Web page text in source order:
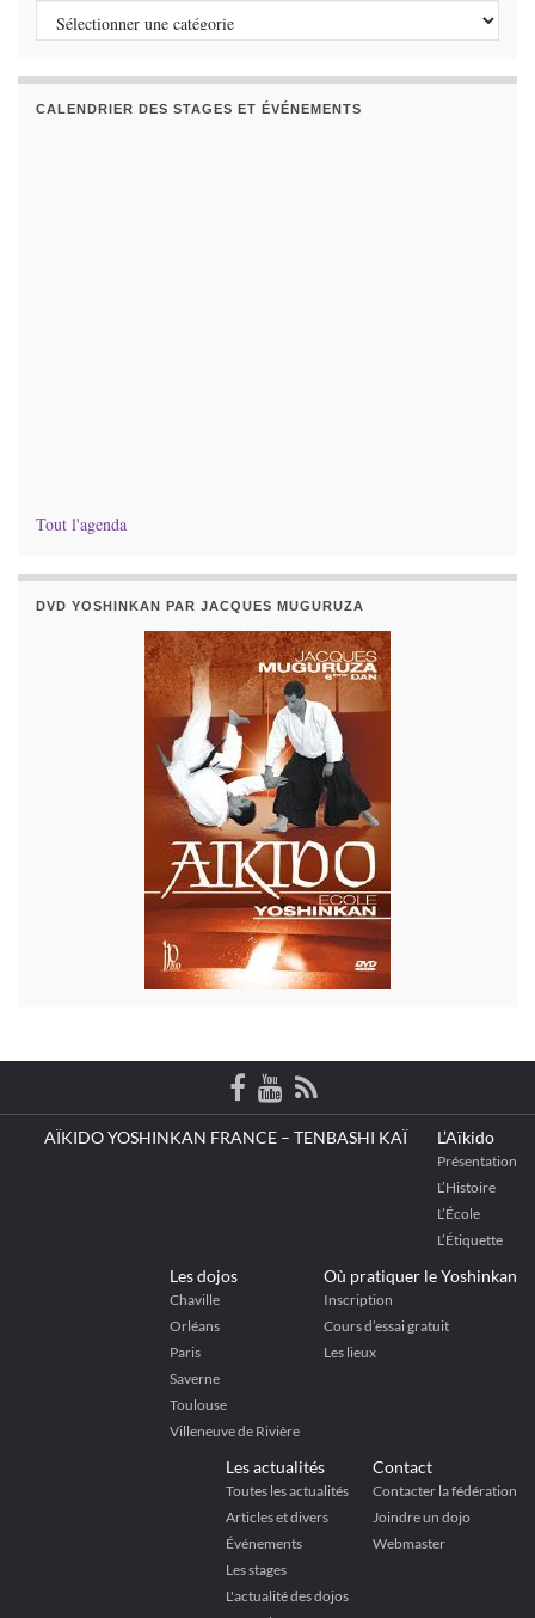
Catégories
CALENDRIER DES STAGES ET ÉVÉNEMENTS
Tout l'agenda
DVD YOSHINKAN PAR JACQUES MUGURUZA
AÏKIDO YOSHINKAN FRANCE – TENBASHI KAÏ L’Aïkido
Présentation
L’Histoire
L’École
L’Étiquette
Les dojos
Chaville
Orléans
Paris
Saverne
Toulouse
Villeneuve de Rivière
Où pratiquer le Yoshinkan
Inscription
Cours d’essai gratuit
Les lieux
Les actualités
Toutes les actualités
Articles et divers
Événements
Les stages
L'actualité des dojos
Contact
Contacter la fédération
Joindre un dojo
Webmaster